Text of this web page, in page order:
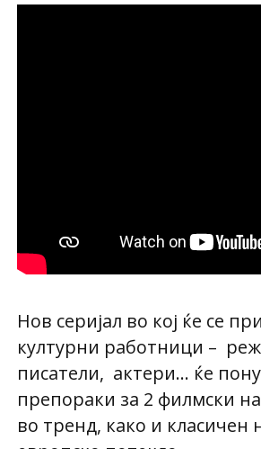
Hов серијал во кој ќе се
културни работници –
писатели, актери… ќе
препораки за 2 филмски
во тренд, како и класичен